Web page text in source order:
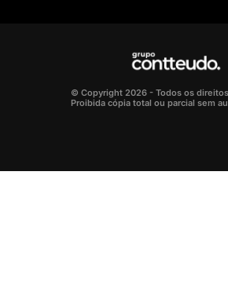
© Copyright 2026 - Todos os
Proibida cópia total ou parcial sem